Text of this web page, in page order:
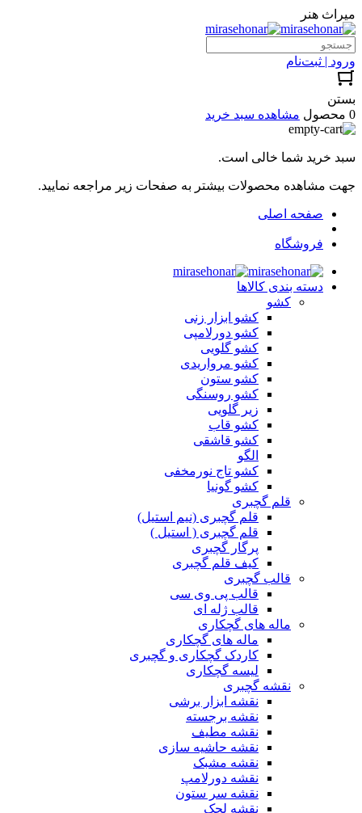
میراث هنر
ورود | ثبت‌نام
بستن
0 محصول
مشاهده سبد خرید
سبد خرید شما خالی است.
جهت مشاهده محصولات بیشتر به صفحات زیر مراجعه نمایید.
صفحه اصلی
فروشگاه
دسته بندی کالاها
کشو
کشو ابزار زنی
کشو دورلامپی
کشو گلویی
کشو مرواریدی
کشو ستون
کشو روسنگی
زیر گلویی
کشو قاب
کشو قاشقی
الگو
کشو تاج نورمخفی
کشو گونیا
قلم گچبری
قلم گچبری (نیم استیل)
قلم گچبری ( استیل )
پرگار گچبری
کیف قلم گچبری
قالب گچبری
قالب پی وی سی
قالب ژله ای
ماله های گچکاری
ماله های گچکاری
کاردک گچکاری و گچبری
لیسه گچکاری
نقشه گچبری
نقشه ابزار برشی
نقشه برجسته
نقشه مطیف
نقشه حاشیه سازی
نقشه مشبک
نقشه دورلامپ
نقشه سر ستون
نقشه لچک